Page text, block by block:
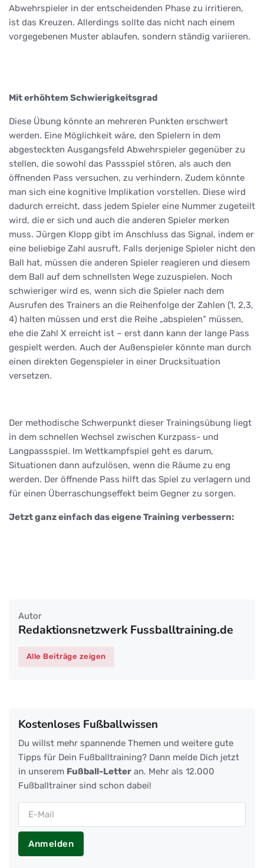
Abwehrspieler in der entscheidenden Phase zu irritieren,
ist das Kreuzen. Allerdings sollte das nicht nach einem
vorgegebenen Muster ablaufen, sondern ständig variieren.
Mit erhöhtem Schwierigkeitsgrad
Diese Übung könnte an mehreren Punkten erschwert
werden. Eine Möglichkeit wäre, den Spielern in dem
abgesteckten Ausgangsfeld Abwehrspieler gegenüber zu
stellen, die sowohl das Passspiel stören, als auch den
öffnenden Pass versuchen, zu verhindern. Zudem könnte
man sich eine kognitive Implikation vorstellen. Diese wird
dadurch erreicht, dass jedem Spieler eine Nummer zugeteilt
wird, die er sich und auch die anderen Spieler merken
muss. Jürgen Klopp gibt im Anschluss das Signal, indem er
eine beliebige Zahl ausruft. Falls derjenige Spieler nicht den
Ball hat, müssen die anderen Spieler reagieren und diesem
dem Ball auf dem schnellsten Wege zuzuspielen. Noch
schwieriger wird es, wenn sich die Spieler nach dem
Ausrufen des Trainers an die Reihenfolge der Zahlen (1, 2,3,
4) halten müssen und erst die Reihe „abspielen“ müssen,
ehe die Zahl X erreicht ist – erst dann kann der lange Pass
gespielt werden. Auch der Außenspieler könnte man durch
einen direkten Gegenspieler in einer Drucksituation
versetzen.
Der methodische Schwerpunkt dieser Trainingsübung liegt
in dem schnellen Wechsel zwischen Kurzpass- und
Langpassspiel. Im Wettkampfspiel geht es darum,
Situationen dann aufzulösen, wenn die Räume zu eng
werden. Der öffnende Pass hilft das Spiel zu verlagern und
für einen Überraschungseffekt beim Gegner zu sorgen.
Jetzt ganz einfach das eigene Training verbessern:
Autor
Redaktionsnetzwerk Fussballtraining.de
Alle Beiträge zeigen
Kostenloses Fußballwissen
Du willst mehr spannende Themen und weitere gute
Tipps für Dein Fußballtraining? Dann melde Dich jetzt
in unserem Fußball-Letter an. Mehr als 12.000
Fußballtrainer sind schon dabei!
Anmelden